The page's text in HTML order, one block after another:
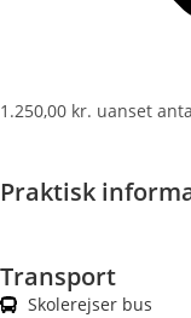
1.250,00 kr. uanset
Praktisk
Transport
Skolerejser bus